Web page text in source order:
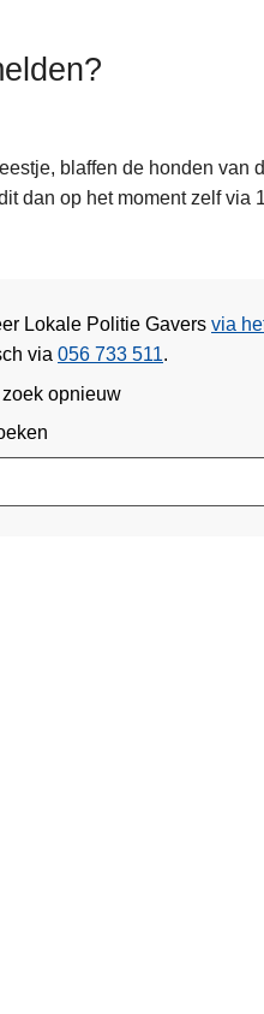
blaffen de honden van
dan op het moment zelf via
Lokale Politie Gavers via
via 056 733 511.
zoek opnieuw